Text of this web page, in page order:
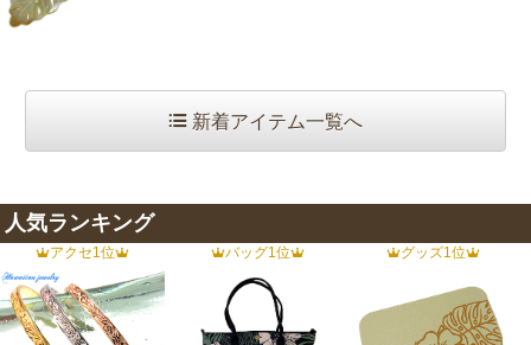
新着アイテム一覧へ
人気ランキング
アクセ1位 バッグ1位 グッズ1位